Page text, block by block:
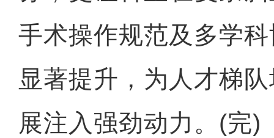
手术操作规范及多学
显著提升，为人才梯
展注入强劲动力。(完)